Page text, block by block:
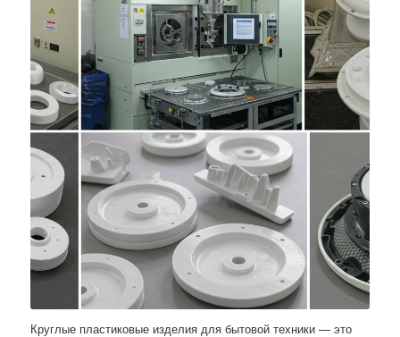
Круглые пластиковые изделия для бытовой техники — это